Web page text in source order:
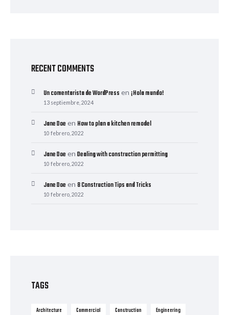
RECENT COMMENTS
Un comentarista de WordPress en ¡Hola mundo!
13 septiembre, 2024
Jane Doe en How to plan a kitchen remodel
10 febrero, 2022
Jane Doe en Dealing with construction permitting
10 febrero, 2022
Jane Doe en 8 Construction Tips and Tricks
10 febrero, 2022
TAGS
Architecture Commercial Construction Engineering